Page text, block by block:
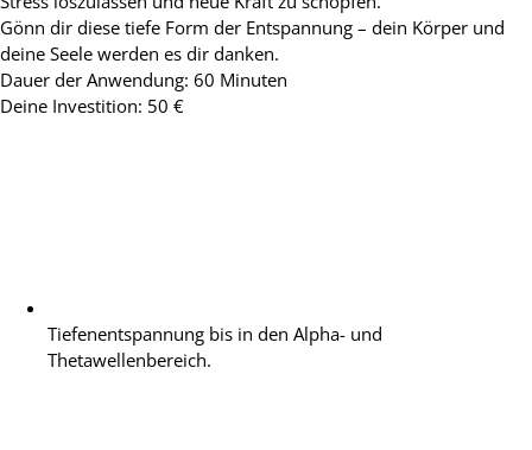
Gönn dir diese tiefe Form der Entspannung – dein Körper und
deine Seele werden es dir danken.
Dauer der Anwendung: 60 Minuten
Deine Investition: 50 €
Tiefenentspannung bis in den Alpha- und
Thetawellenbereich.